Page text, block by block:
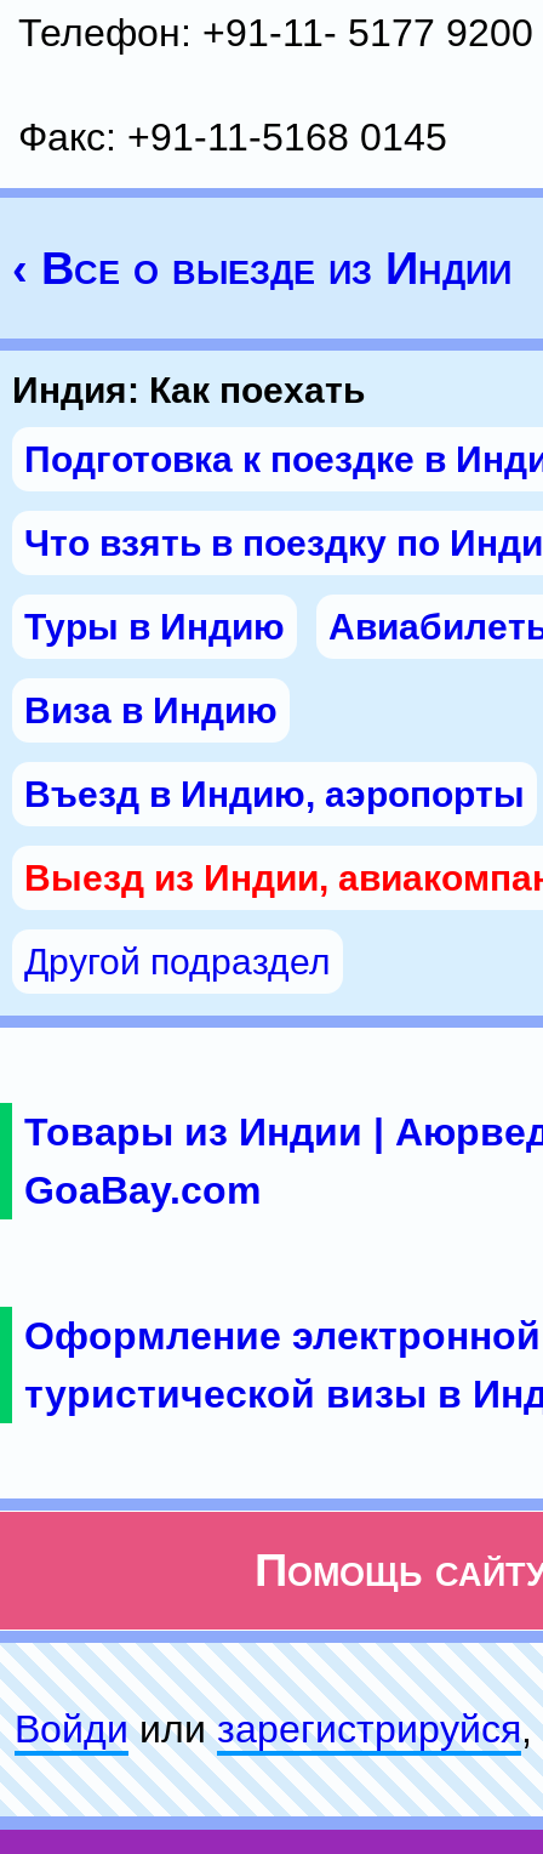
Телефон: +91-11- 5177 9200
Факс: +91-11-5168 0145
‹ Все о выезде из Индии
Индия: Как поехать
Подготовка к поездке в
Что взять в поездку по
Туры в Индию
Виза в Индию
Въезд в Индию, аэропорты
Выезд из Индии,
Другой подраздел
Товары из Индии |
GoaBay.com
Оформление электронной
туристической визы в
Помощь
Войдиилизарeгиcтpируйся,